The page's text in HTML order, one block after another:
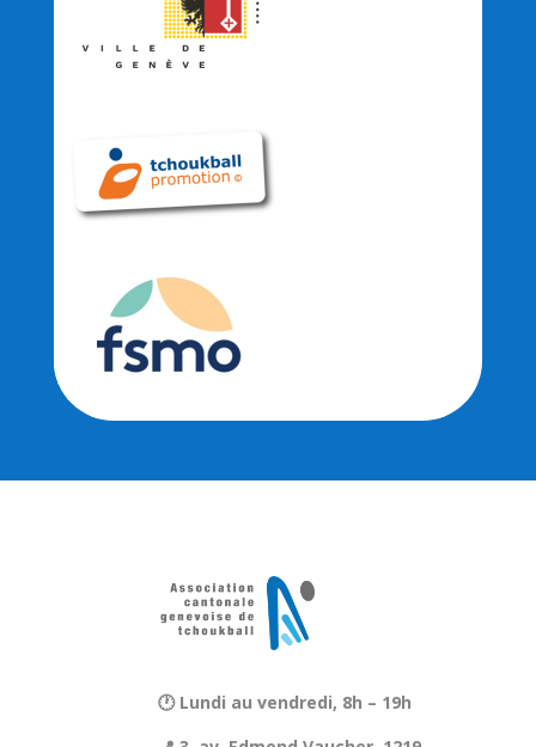
🕐 Lundi au vendredi, 8h – 19h